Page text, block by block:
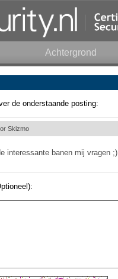
Achtergrond
de onderstaande posting:
Skizmo
interessante banen mij vragen ;)